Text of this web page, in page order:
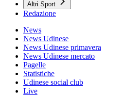
Altri Sport
Redazione
News
News Udinese
News Udinese primavera
News Udinese mercato
Pagelle
Statistiche
Udinese social club
Live